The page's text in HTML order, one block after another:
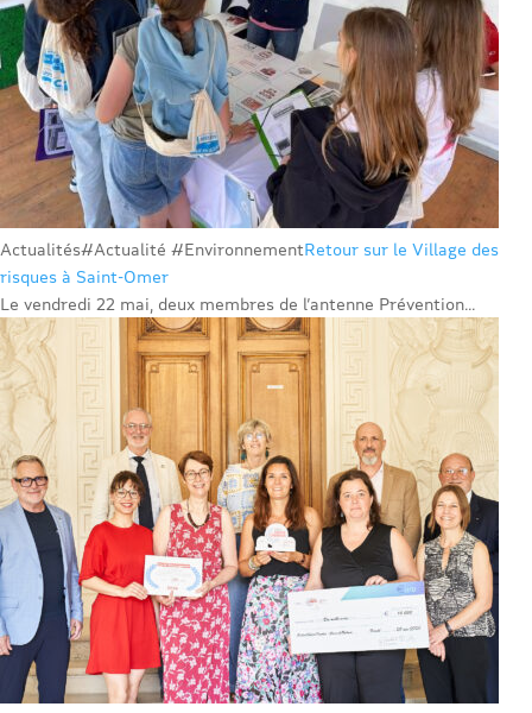
Actualités#Actualité #EnvironnementRetour sur le Village des
risques à Saint-Omer
Le vendredi 22 mai, deux membres de l’antenne Prévention...